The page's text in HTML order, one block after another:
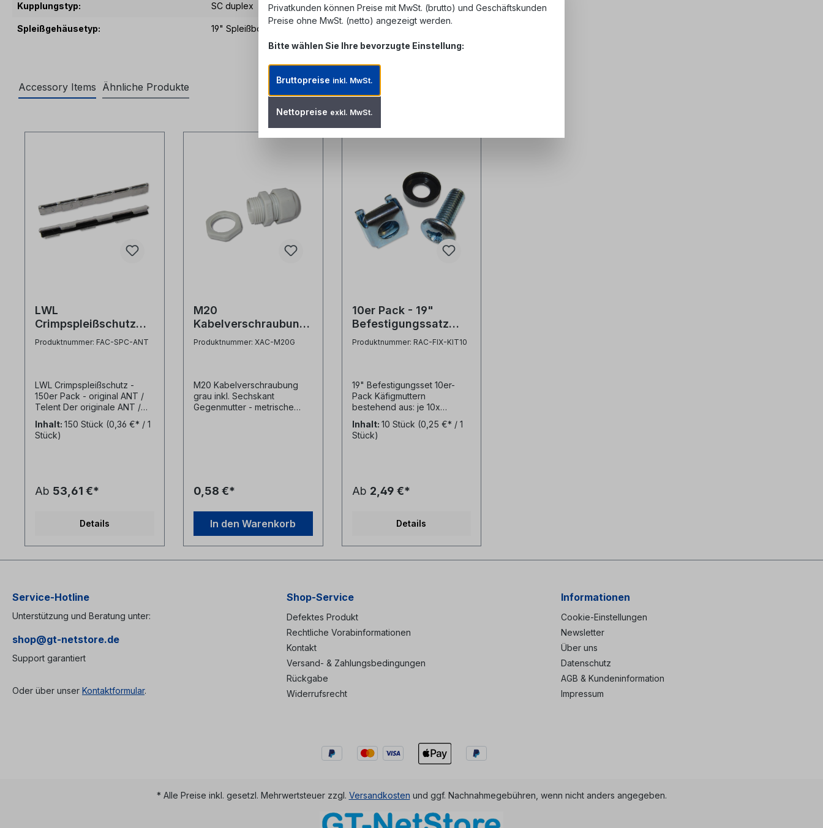
Kupplungstyp: SC duplex
Spleißgehäusetyp: 19" Spleißbox fest
Accessory Items Ähnliche Produkte
LWL
Crimpspleißschutz
150er Pack - original
Produktnummer: FAC-SPC-ANT
LWL Crimpspleißschutz -
150er Pack - original ANT /
Telent Der originale ANT /
Telent LWL-
Crimpspleißschutz im 150er-
Pack ist der unangefochtene
Deutschland. Dieser
mechanische
strengen Qualitätskriterien
und Vorgaben für den
präzise Fertigung der
maximalen mechanischen
Formstabilität. Warum das
wählen?
der ursprüngliche
ist und seine Qualität und
Inhalt: 150 Stück (0,36 €* / 1
Stück)
Ab 53,61 €*
Details
M20
Kabelverschraubung
grau inkl. Mutter
Produktnummer: XAC-M20G
M20 Kabelverschraubung
grau inkl. Sechskant
Gegenmutter - metrische
0,58 €*
In den Warenkorb
10er Pack - 19"
Befestigungssatz
(Set: Schraube M6,
Produktnummer: RAC-FIX-KIT10
19" Befestigungsset 10er-
Pack Käfigmuttern
bestehend aus: je 10x
Schrauben M6 verzinkt,
Unterlegscheiben Kunststoff,
Käfigmuttern M6 zur
Inhalt: 10 Stück (0,25 €* / 1
Stück)
Ab 2,49 €*
Details
Service-Hotline
Unterstützung und Beratung unter:
shop@gt-netstore.de
Support garantiert
Oder über unser Kontaktformular.
Shop-Service
Defektes Produkt
Rechtliche Vorabinformationen
Kontakt
Versand- & Zahlungsbedingungen
Rückgabe
Widerrufsrecht
Informationen
Cookie-Einstellungen
Newsletter
Über uns
Datenschutz
AGB & Kundeninformation
Impressum
* Alle Preise inkl. gesetzl. Mehrwertsteuer zzgl. Versandkosten und ggf. Nachnahmegebühren, wenn nicht anders angegeben.
Privatkunden können Preise mit MwSt. (brutto) und Geschäftskunden
Preise ohne MwSt. (netto) angezeigt werden.
Bitte wählen Sie Ihre bevorzugte Einstellung:
Bruttopreise inkl. MwSt.
Nettopreise exkl. MwSt.